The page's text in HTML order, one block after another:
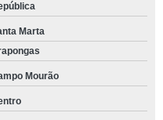
Marta
Mourão